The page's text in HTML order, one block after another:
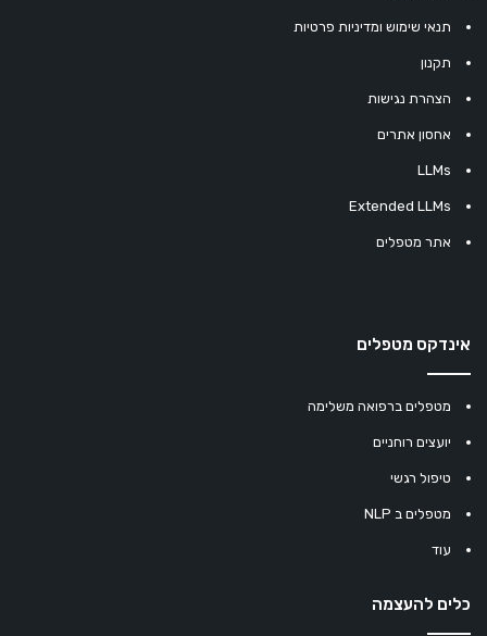
תנאי שימוש ומדיניות פרטיות
תקנון
הצהרת נגישות
אחסון אתרים
LLMs
Extended LLMs
אתר מטפלים
אינדקס מטפלים
מטפלים ברפואה משלימה
יועצים רוחניים
טיפול רגשי
מטפלים ב NLP
עוד
כלים להעצמה